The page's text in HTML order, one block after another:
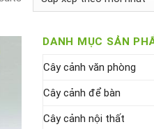
DANH MỤC SẢN
Cây cảnh văn phòng
Cây cảnh để bàn
Cây cảnh nội thất